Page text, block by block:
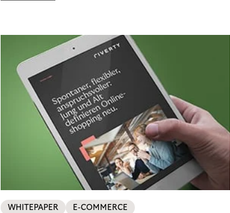
WHITEPAPER E-COMMERCE